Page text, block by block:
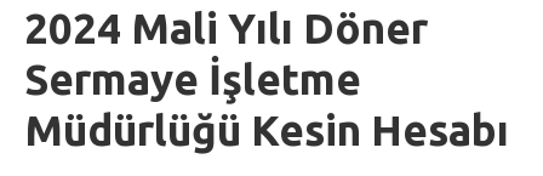
WEB KILAVUZU
2024 Mali Yılı Döner
Sermaye İşletme
Müdürlüğü Kesin Hesabı